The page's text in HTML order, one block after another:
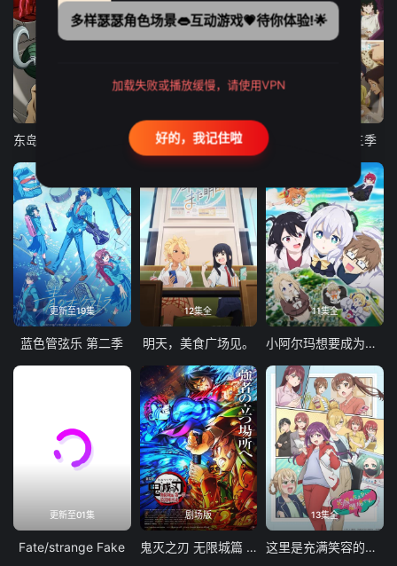
古诺希亚 致不灭的你 第三季
更新至19集
蓝色管弦乐 第二季
12集全
明天，美食广场见。
11集全
小阿尔玛想要成为家人
更新至01集
Fate/strange Fake
剧场版
鬼灭之刃 无限城篇 第一章 猗窝座再袭
13集全
这里是充满笑容的职场。
多样瑟瑟角色场景👄互动游戏💗待你体验!🌟
加载失败或播放缓慢，请使用VPN
好的，我记住啦